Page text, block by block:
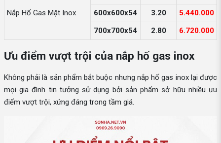
Nắp Hố Gas Mặt Inox
600x600x54
3.20
5.440.000
700x700x54
2.80 6.720.000
Ưu điểm vượt trội của nắp hố gas inox
Không phải là sản phẩm bắt buộc nhưng nắp hố gas inox lại được
mọi gia đình tin tưởng sử dụng bởi sản phẩm sở hữu nhiều ưu
điểm vượt trội, xứng đáng trong tầm giá.